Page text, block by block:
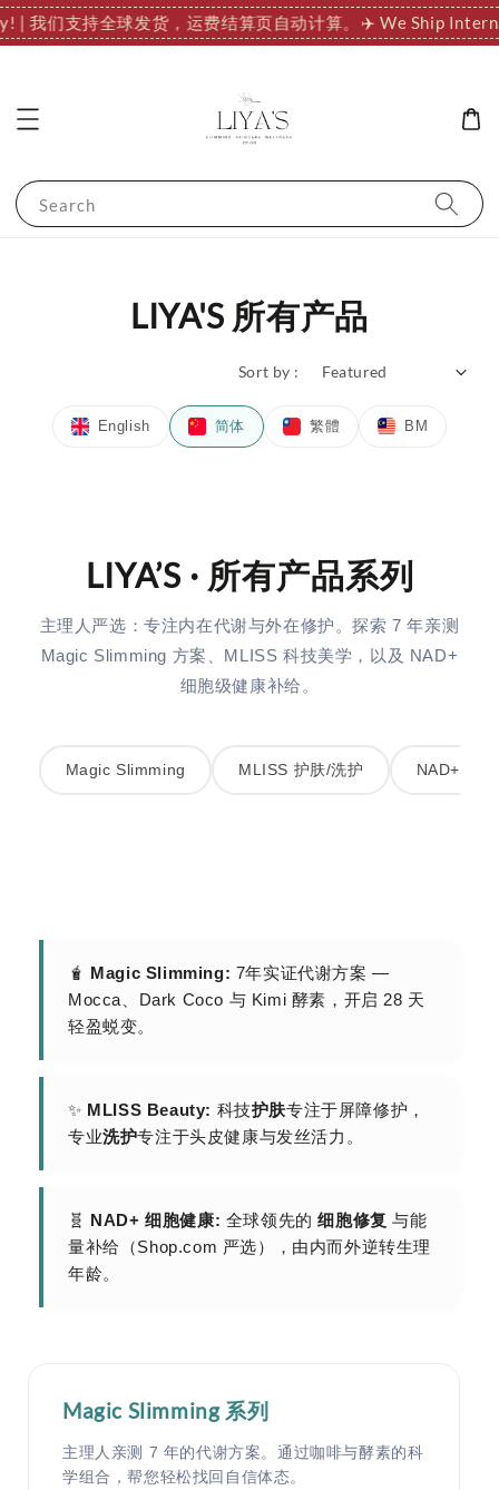
我们支持全球发货，运费结算页自动计算。 ✈️ We Ship
Search
LIYA'S 所有产品
Sort by :
English 简体 繁體 BM
LIYA’S · 所有产品系列
主理人严选：专注内在代谢与外在修护。探索 7 年亲测
Magic Slimming 方案、MLISS 科技美学，以及 NAD+
细胞级健康补给。
Magic Slimming MLISS 护肤/洗护 NAD+ 细
🧋 Magic Slimming: 7年实证代谢方案 —
Mocca、Dark Coco 与 Kimi 酵素，开启 28 天
轻盈蜕变。
✨ MLISS Beauty: 科技护肤专注于屏障修护，
专业洗护专注于头皮健康与发丝活力。
🧬 NAD+ 细胞健康: 全球领先的细胞修复 与能
量补给（Shop.com 严选），由内而外逆转生理
年龄。
Magic Slimming 系列
主理人亲测 7 年的代谢方案。通过咖啡与酵素的科
学组合，帮您轻松找回自信体态。